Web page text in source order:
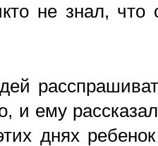
не знал, что
и ему
днях